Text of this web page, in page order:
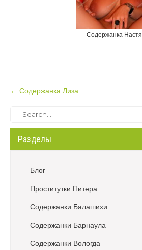
Содержанка Настя
P
t
← Содержанка Лиза
Разделы
Блог
Проститутки Питера
Содержанки Балашихи
Содержанки Барнаула
Содержанки Вологда